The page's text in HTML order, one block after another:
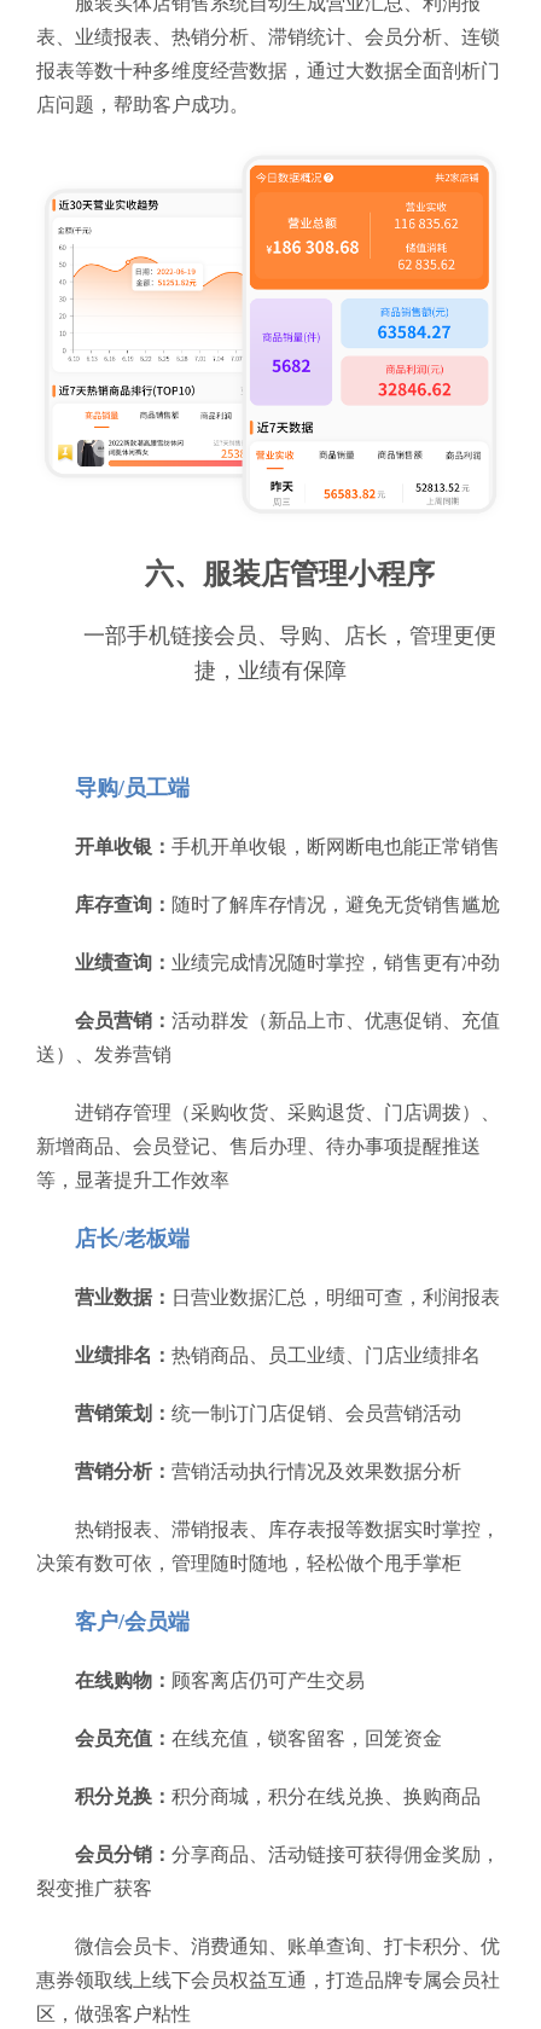
表、业绩报表、热销分析、滞销统计、会员分析、连锁
报表等数十种多维度经营数据，通过大数据全面剖析门
店问题，帮助客户成功。
六、服装店管理小程序
一部手机链接会员、导购、店长，管理更便
捷，业绩有保障
导购/员工端
开单收银： 手机开单收银，断网断电也能正常销售
库存查询： 随时了解库存情况，避免无货销售尴尬
业绩查询： 业绩完成情况随时掌控，销售更有冲劲
会员营销： 活动群发（新品上市、优惠促销、充值
送）、发券营销
进销存管理（采购收货、采购退货、门店调拨）、
新增商品、会员登记、售后办理、待办事项提醒推送
等，显著提升工作效率
店长/老板端
营业数据： 日营业数据汇总，明细可查，利润报表
业绩排名： 热销商品、员工业绩、门店业绩排名
营销策划： 统一制订门店促销、会员营销活动
营销分析： 营销活动执行情况及效果数据分析
热销报表、滞销报表、库存表报等数据实时掌控，
决策有数可依，管理随时随地，轻松做个甩手掌柜
客户/会员端
在线购物： 顾客离店仍可产生交易
会员充值： 在线充值，锁客留客，回笼资金
积分兑换： 积分商城，积分在线兑换、换购商品
会员分销： 分享商品、活动链接可获得佣金奖励，
裂变推广获客
微信会员卡、消费通知、账单查询、打卡积分、优
惠券领取线上线下会员权益互通，打造品牌专属会员社
区，做强客户粘性